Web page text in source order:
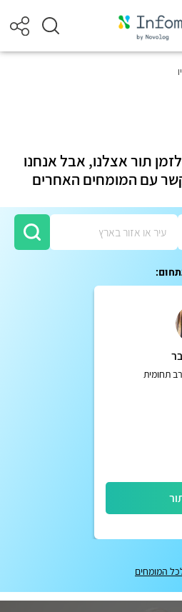
תור אצלנו, אבל אנחנו
עם המומחים האחרים
תחומית
המומחים